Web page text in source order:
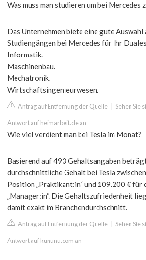
Was muss man studieren um bei Mercedes
Das Unternehmen biete eine gute Auswahl
Studiengängen bei Mercedes für Ihr
Informatik.
Maschinenbau.
Mechatronik.
Wirtschaftsingenieurwesen.
Antrag auf Entfernung der Quelle Sehen Sie
Antwort auf heimarbeit.de an
Wie viel verdient man bei Tesla im Monat?
Basierend auf 493 Gehaltsangaben
durchschnittliche Gehalt bei Tesla
Position „Praktikant:in“ und 109.200 € für
„Manager:in“. Die Gehaltszufriedenheit
damit exakt im Branchendurchschnitt.
Antrag auf Entfernung der Quelle Sehen Sie
Antwort auf kununu.com an